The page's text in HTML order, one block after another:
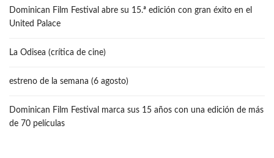
Dominican Film Festival abre su 15.ª edición con gran éxito en el
United Palace
La Odisea (crítica de cine)
estreno de la semana (6 agosto)
Dominican Film Festival marca sus 15 años con una edición de más
de 70 películas